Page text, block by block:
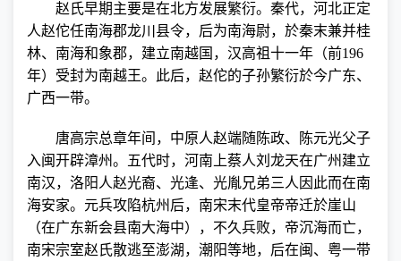
赵氏早期主要是在北方发展繁衍。秦代，河北正定
人赵佗任南海郡龙川县令，后为南海尉，於秦末兼并桂
林、南海和象郡，建立南越国，汉高祖十一年（前196
年）受封为南越王。此后，赵佗的子孙繁衍於今广东、
广西一带。
唐高宗总章年间，中原人赵端随陈政、陈元光父子
入闽开辟漳州。五代时，河南上蔡人刘龙天在广州建立
南汉，洛阳人赵光裔、光逢、光胤兄弟三人因此而在南
海安家。元兵攻陷杭州后，南宋末代皇帝帝迁於崖山
（在广东新会县南大海中），不久兵败，帝沉海而亡，
南宋宗室赵氏散逃至澎湖，潮阳等地，后在闽、粤一带